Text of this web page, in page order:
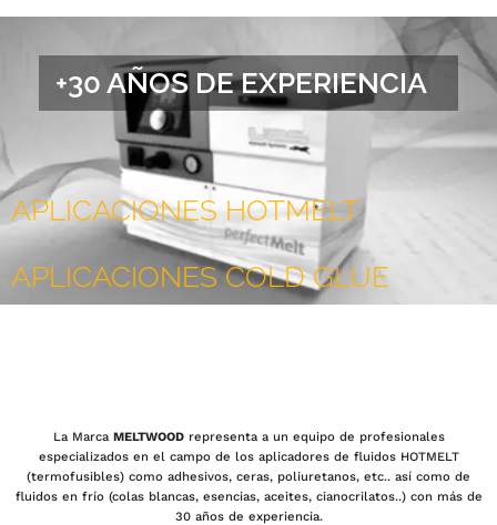
+30 AÑOS DE EXPERIENCIA
APLICACIONES HOTMELT
APLICACIONES COLD GLUE
La Marca MELTWOODrepresenta a un equipo de profesionales
especializados en el campo de los aplicadores de fluidos HOTMELT
(termofusibles) como adhesivos, ceras, poliuretanos, etc.. así como de
fluidos en frío (colas blancas, esencias, aceites, cianocrilatos..) con más de
30 años de experiencia.